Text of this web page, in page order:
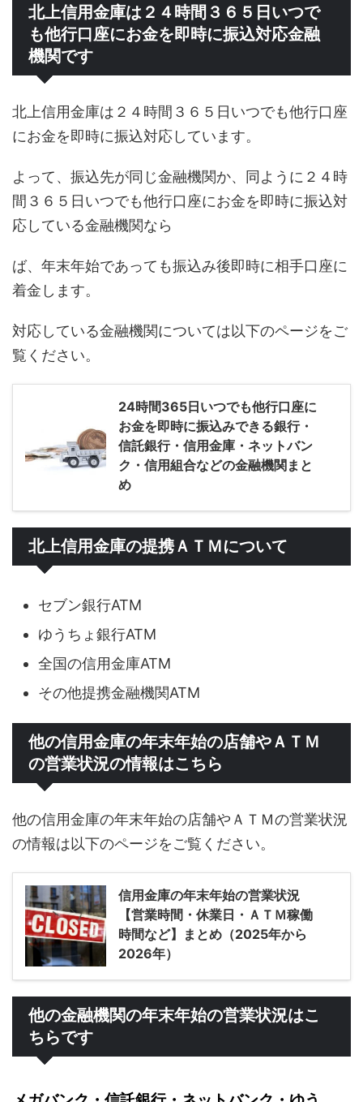
北上信用金庫は２４時間３６５日いつで
も他行口座にお金を即時に振込対応金融
機関です
北上信用金庫は２４時間３６５日いつでも他行口座
にお金を即時に振込対応しています。
よって、振込先が同じ金融機関か、同ように２４時
間３６５日いつでも他行口座にお金を即時に振込対
応している金融機関なら
ば、年末年始であっても振込み後即時に相手口座に
着金します。
対応している金融機関については以下のページをご
覧ください。
24時間365日いつでも他行口座に
お金を即時に振込みできる銀行・
信託銀行・信用金庫・ネットバン
ク・信用組合などの金融機関まと
め
北上信用金庫の提携ＡＴＭについて
セブン銀行ATM
ゆうちょ銀行ATM
全国の信用金庫ATM
その他提携金融機関ATM
他の信用金庫の年末年始の店舗やＡＴＭ
の営業状況の情報はこちら
他の信用金庫の年末年始の店舗やＡＴＭの営業状況
の情報は以下のページをご覧ください。
信用金庫の年末年始の営業状況
【営業時間・休業日・ＡＴＭ稼働
時間など】まとめ（2025年から
2026年）
他の金融機関の年末年始の営業状況はこ
ちらです